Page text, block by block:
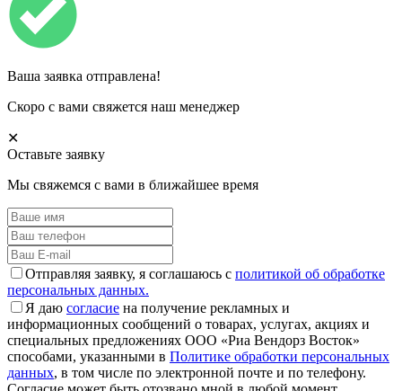
Ваша заявка отправлена!
Скоро с вами свяжется наш менеджер
✕
Оставьте заявку
Мы свяжемся с вами в ближайшее время
Отправляя заявку, я соглашаюсь с политикой об обработке
персональных данных.
Я даю согласие на получение рекламных и
информационных сообщений о товарах, услугах, акциях и
специальных предложениях ООО «Риа Вендорз Восток»
способами, указанными в Политике обработки персональных
данных, в том числе по электронной почте и по телефону.